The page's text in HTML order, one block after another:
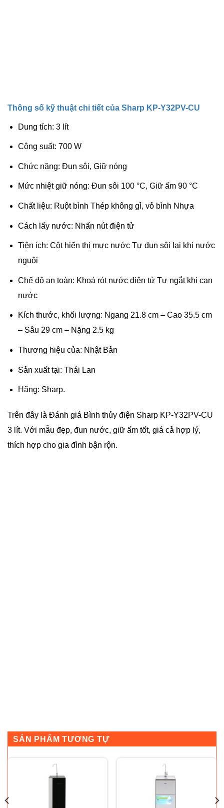
Thông số kỹ thuật chi tiết của Sharp KP-Y32PV-CU
Dung tích: 3 lít
Công suất: 700 W
Chức năng: Đun sôi, Giữ nóng
Mức nhiệt giữ nóng: Đun sôi 100 °C, Giữ ấm 90 °C
Chất liệu: Ruột bình Thép không gỉ, vỏ bình Nhựa
Cách lấy nước: Nhấn nút điện tử
Tiện ích: Cột hiển thị mực nước Tự đun sôi lại khi nước
nguội
Chế độ an toàn: Khoá rót nước điện tử Tự ngắt khi cạn
nước
Kích thước, khối lượng: Ngang 21.8 cm – Cao 35.5 cm
– Sâu 29 cm – Nặng 2.5 kg
Thương hiệu của: Nhật Bản
Sản xuất tại: Thái Lan
Hãng: Sharp.
Trên đây là Đánh giá Bình thủy điện Sharp KP-Y32PV-CU
3 lít. Với mẫu đẹp, đun nước, giữ ấm tốt, giá cả hợp lý,
thích hợp cho gia đình bận rộn.
SẢN PHẨM TƯƠNG TỰ